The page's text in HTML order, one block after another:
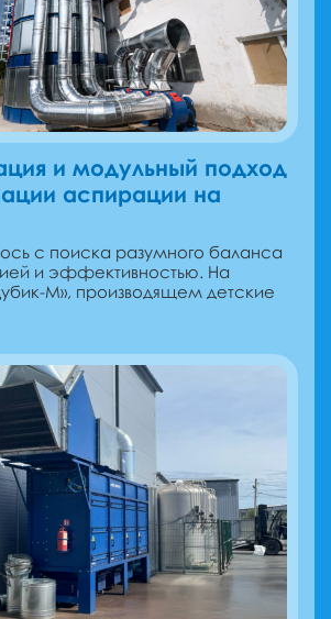
и модульный подход
аспирации на
с поиска разумного баланса
и эффективностью. На
М», производящем детские